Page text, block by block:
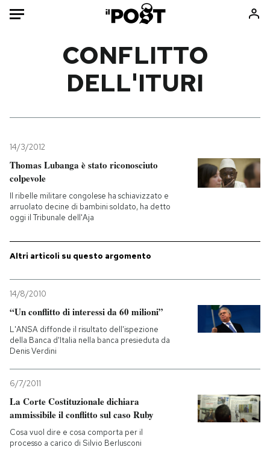
Mondo
Tecnologia
Internet
Cultura
Economia
Sport
Libri
Ok Boomer!
Europa
Mondiali calcio 2026
PODCAST
NEWSLETTER
I MIEI PREFERITI
SHOP
CONFLITTO
DELL'ITURI
14/3/2012
Thomas Lubanga è stato riconosciuto
colpevole
Il ribelle militare congolese ha schiavizzato e
arruolato decine di bambini soldato, ha detto
oggi il Tribunale dell'Aja
Altri articoli su questo argomento
14/8/2010
“Un conflitto di interessi da 60 milioni”
L'ANSA diffonde il risultato dell'ispezione
della Banca d'Italia nella banca presieduta da
Denis Verdini
6/7/2011
La Corte Costituzionale dichiara
ammissibile il conflitto sul caso Ruby
Cosa vuol dire e cosa comporta per il
processo a carico di Silvio Berlusconi